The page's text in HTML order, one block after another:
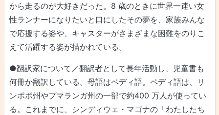
から走るのが大好きだった。8 歳のときに世界一速い女
性ランナーになりたいと口にしたその夢を、家族みんな
で応援する姿や、キャスターがさまざまな困難をのりこ
えて活躍する姿が描かれている。
●翻訳家について／翻訳者として長年活動し、児童書も
何冊か翻訳している。母語はペディ語。ペディ語は、リ
ンポポ州やプマランガ州の一部で約400 万人が使ってい
る。これまでに、シンディウェ・マゴナの「わたしたち